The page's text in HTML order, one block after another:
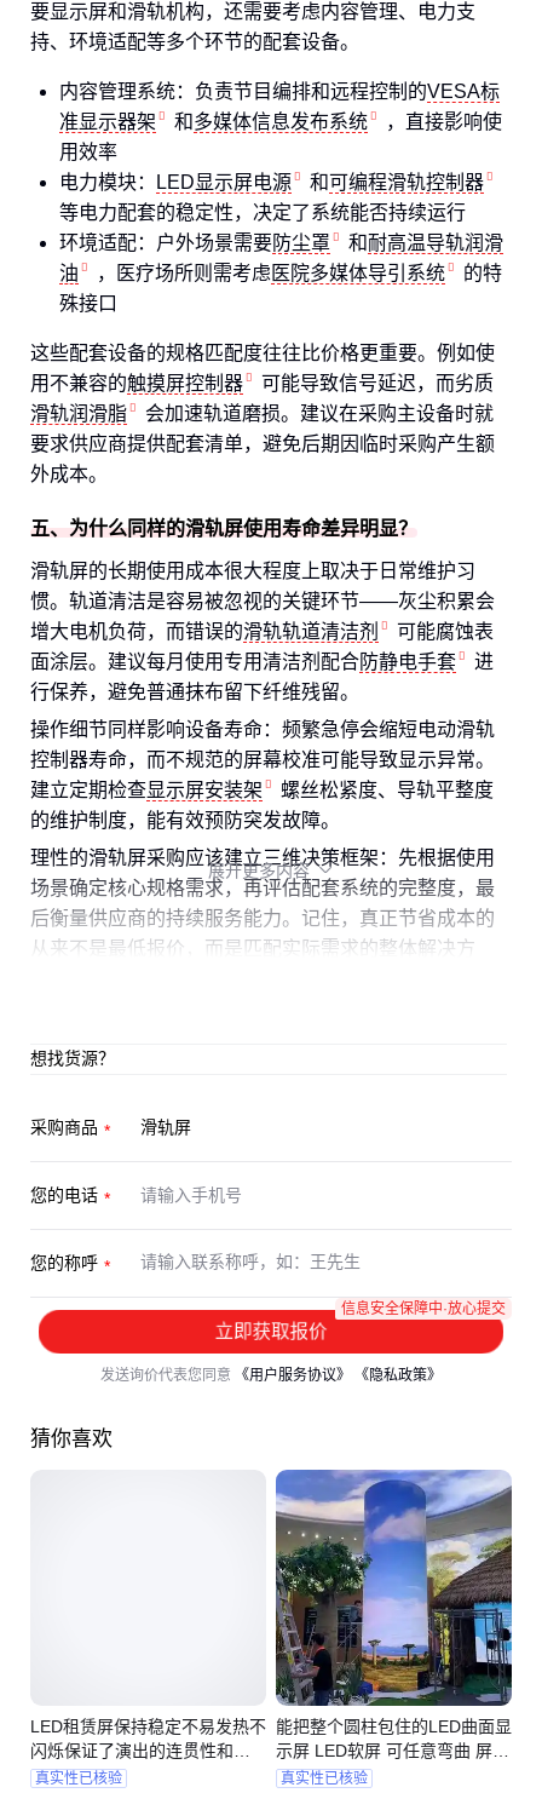
要显示屏和滑轨机构，还需要考虑内容管理、电力支
持、环境适配等多个环节的配套设备。
内容管理系统：负责节目编排和远程控制的VESA标
准显示器架
和多媒体信息发布系统
，直接影响使
用效率
电力模块：
LED显示屏电源 和可编程滑轨控制器
等电力配套的稳定性，决定了系统能否持续运行
环境适配：户外场景需要防尘罩 和耐高温导轨润滑
油
，医疗场所则需考虑 医院多媒体导引系统
的特
殊接口
这些配套设备的规格匹配度往往比价格更重要。例如使
用不兼容的触摸屏控制器
可能导致信号延迟，而劣质
滑轨润滑脂
会加速轨道磨损。建议在采购主设备时就
要求供应商提供配套清单，避免后期因临时采购产生额
外成本。
五、为什么同样的滑轨屏使用寿命差异明显？
滑轨屏的长期使用成本很大程度上取决于日常维护习
惯。轨道清洁是容易被忽视的关键环节——灰尘积累会
增大电机负荷，而错误的滑轨轨道清洁剂
可能腐蚀表
面涂层。建议每月使用专用清洁剂配合防静电手套
进
行保养，避免普通抹布留下纤维残留。
操作细节同样影响设备寿命：频繁急停会缩短电动滑轨
控制器寿命，而不规范的屏幕校准可能导致显示异常。
建立定期检查显示屏安装架
螺丝松紧度、导轨平整度
的维护制度，能有效预防突发故障。
理性的滑轨屏采购应该建立三维决策框架：先根据使用
场景确定核心规格需求，再评估配套系统的完整度，最
后衡量供应商的持续服务能力。记住，真正节省成本的
从来不是最低报价，而是匹配实际需求的整体解决方
展开更多内容 
想找货源？
采购商品
您的电话
您的称呼
立即获取报价
信息安全保障中·放心提交
发送询价代表您同意 《用户服务协议》 《隐私政策》
猜你喜欢
LED租赁屏保持稳定不易发热不
闪烁保证了演出的连贯性和安
全性
真实性已核验
能把整个圆柱包住的LED曲面显
示屏 LED软屏 可任意弯曲 屏体
无缝隙
真实性已核验